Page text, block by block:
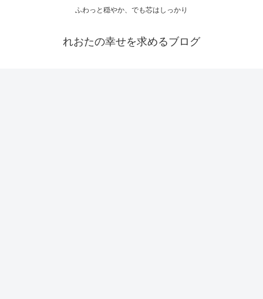
ふわっと穏やか、でも芯はしっかり
れおたの幸せを求めるブログ